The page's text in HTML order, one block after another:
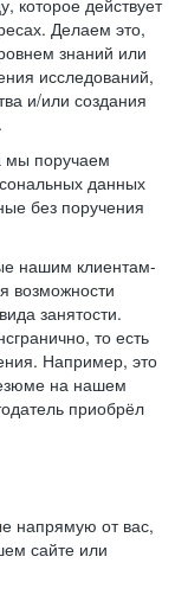
которое действует
Делаем это,
знаний или
исследований,
и/или создания
мы поручаем
данных
без поручения
нашим клиентам-
возможности
занятости.
то есть
Например, это
на нашем
приобрёл
напрямую от вас,
сайте или